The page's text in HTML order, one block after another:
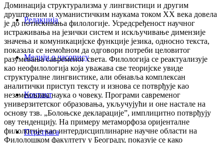
Редакција
Медији о часопису
Контакт
Птретрага
Доминација структурализма у лингвистици и другим
друштвеним и хуманистичким наукама током XX века довела
је до потискивања филологије. Усредсређеност научног
истраживања на језички систем и искључивање димензије
значења и комуникацијске функције језика, односно текста,
показала се немоћном да одговори потреби целовитог
разумевања савременог света. Филологија се реактуализује
као неофилологија која уважава све теоријске увиде
структуралне лингвистике, али обнавља комплексан
аналитички приступ тексту и изнова се потврђује као
незаменљива наука о човеку. Програми савременог
универзитетског образовања, укључујући и оне настале на
основу тзв. „Болоњске декларације”, имплицитно потврђују
ову тенденцију. На примеру метаморфоза оријенталне
филологије као интердисциплинарне научне области на
Филолошком факултету у Београду, показује се како